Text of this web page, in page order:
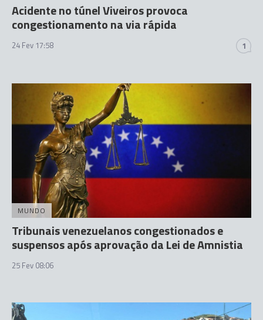
Acidente no túnel Viveiros provoca
congestionamento na via rápida
24 Fev 17:58 1
MUNDO
Tribunais venezuelanos congestionados e
suspensos após aprovação da Lei de Amnistia
25 Fev 08:06